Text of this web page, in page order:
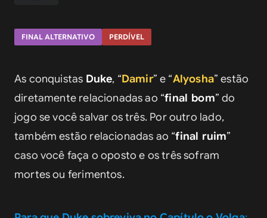
FINAL ALTERNATIVO PERDÍVEL
As conquistas Duke, “Damir” e “Alyosha” estão
diretamente relacionadas ao “final bom” do
jogo se você salvar os três. Por outro lado,
também estão relacionadas ao “final ruim”
caso você faça o oposto e os três sofram
mortes ou ferimentos.